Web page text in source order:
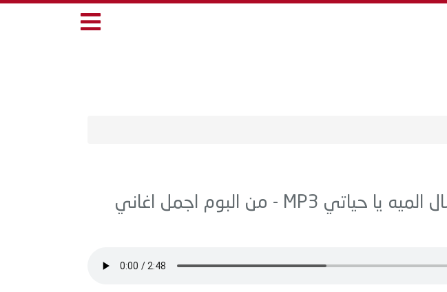
اغنية منوعات - عقبال الميه يا حياتي MP3 - من البوم اجمل اغاني